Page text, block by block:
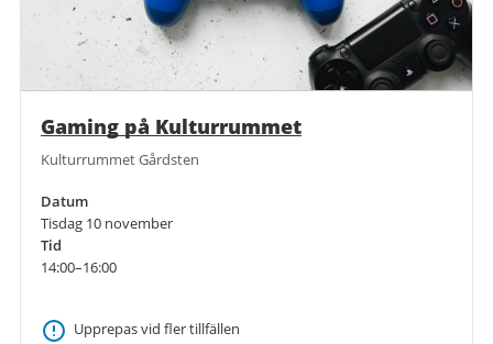
Gaming på Kulturrummet
Kulturrummet Gårdsten
Datum
Tisdag 10 november
Tid
14:00–16:00
Upprepas vid fler tillfällen